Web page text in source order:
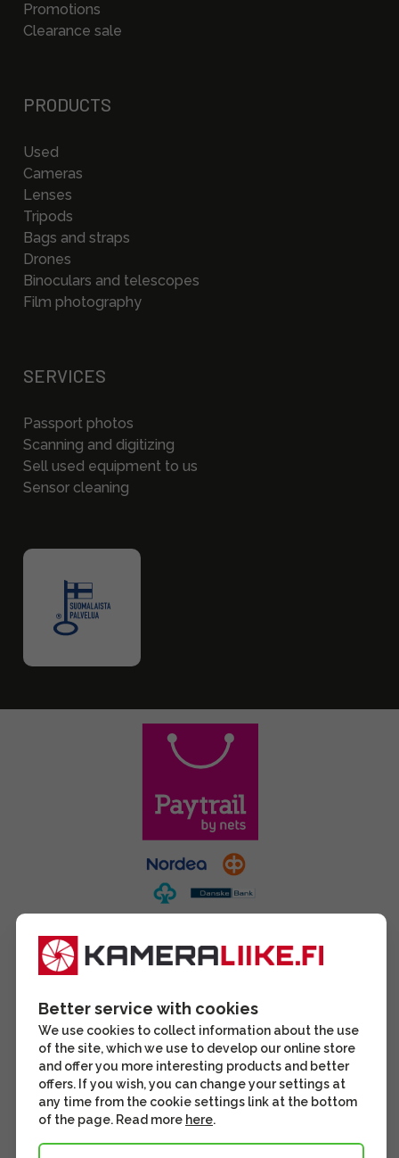
Promotions
Clearance sale
PRODUCTS
Used
Cameras
Lenses
Tripods
Bags and straps
Drones
Binoculars and telescopes
Film photography
SERVICES
Passport photos
Scanning and digitizing
Sell used equipment to us
Sensor cleaning
Better service with cookies
We use cookies to collect information about the use
of the site, which we use to develop our online store
and offer you more interesting products and better
offers. If you wish, you can change your settings at
any time from the cookie settings link at the bottom
of the page. Read more here.